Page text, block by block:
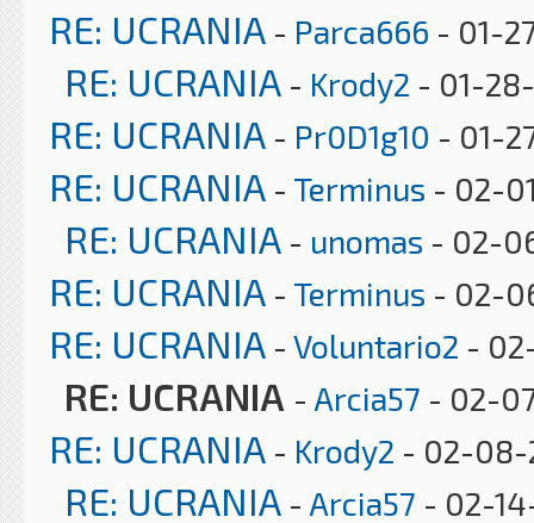
RE: UCRANIA - Parca666 - 01-
RE: UCRANIA - Krody2 - 01-
RE: UCRANIA - Pr0D1g10 - 01-
RE: UCRANIA - Terminus - 02-
RE: UCRANIA - unomas - 02-
RE: UCRANIA - Terminus - 02-
RE: UCRANIA - Voluntario2 -
RE: UCRANIA - Arcia57 - 02-
RE: UCRANIA - Krody2 - 02-08-
RE: UCRANIA - Arcia57 - 02-